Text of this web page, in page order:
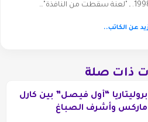
عن الكاتب..
ذات صلة
بروليتاريا “أول فيصل” بين كارل
ماركس وأشرف الصباغ